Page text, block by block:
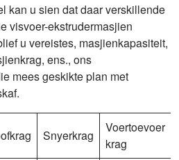
kan u sien dat daar verskillende
visvoer-ekstrudermasjien
u vereistes, masjienkapasiteit,
ens., ons
mees geskikte plan met
Snyerkrag
Voertoevoer
krag